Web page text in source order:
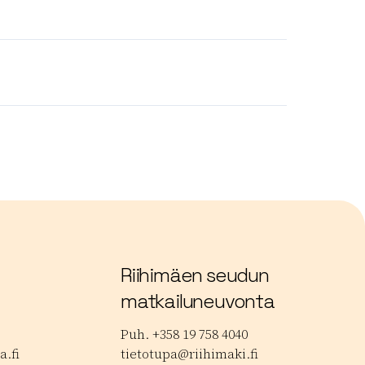
Riihimäen seudun
matkailuneuvonta
Puh. +358 19 758 4040
tietotupa@riihimaki.fi